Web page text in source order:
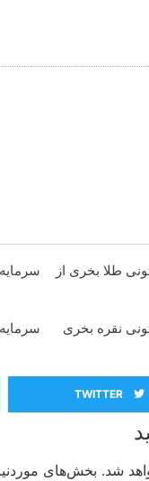
طلا بخری از
نقره بخری
TWITTER
شد. بخش‌های